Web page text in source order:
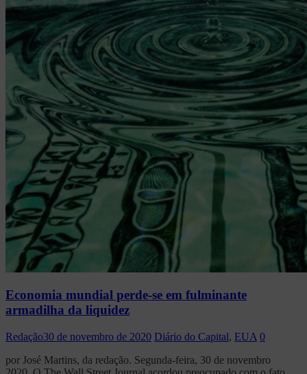
Economia mundial perde-se em fulminante
armadilha da liquidez
Redação30 de novembro de 2020 Diário do Capital, EUA 0
por José Martins, da redação. Segunda-feira, 30 de novembro